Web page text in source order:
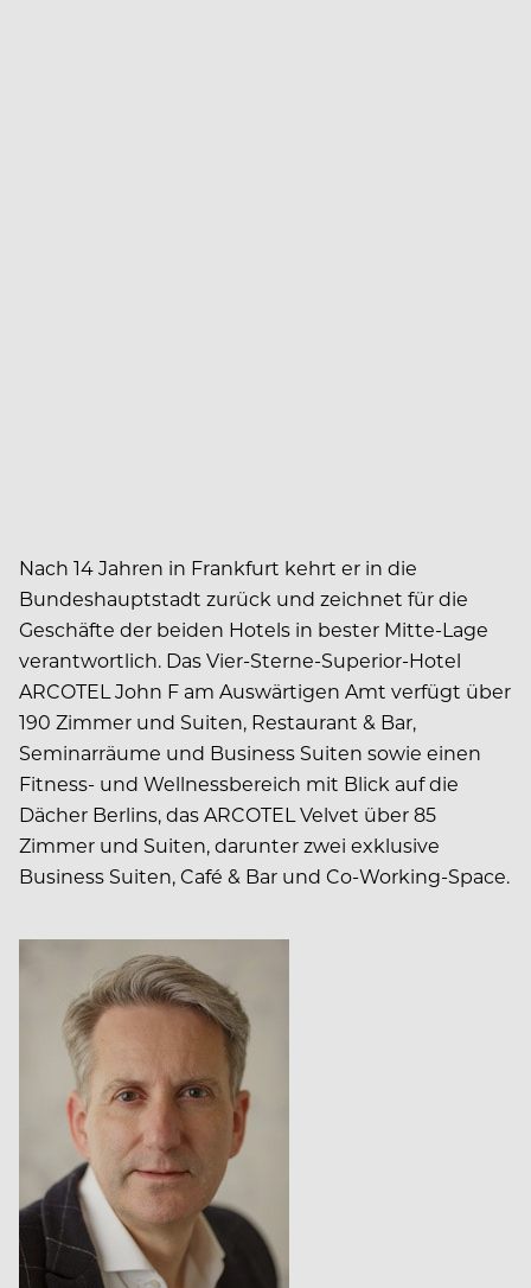
Nach 14 Jahren in Frankfurt kehrt er in die
Bundeshauptstadt zurück und zeichnet für die
Geschäfte der beiden Hotels in bester Mitte-Lage
verantwortlich. Das Vier-Sterne-Superior-Hotel
ARCOTEL John F am Auswärtigen Amt verfügt über
190 Zimmer und Suiten, Restaurant & Bar,
Seminarräume und Business Suiten sowie einen
Fitness- und Wellnessbereich mit Blick auf die
Dächer Berlins, das ARCOTEL Velvet über 85
Zimmer und Suiten, darunter zwei exklusive
Business Suiten, Café & Bar und Co-Working-Space.